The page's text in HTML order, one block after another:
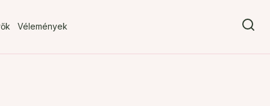
Vélemények